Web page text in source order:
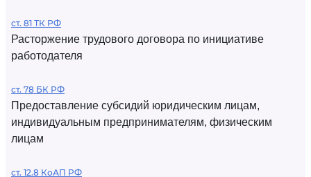
ст. 81 ТК РФ
Расторжение трудового договора по инициативе
работодателя
ст. 78 БК РФ
Предоставление субсидий юридическим лицам,
индивидуальным предпринимателям, физическим
лицам
ст. 12.8 КоАП РФ